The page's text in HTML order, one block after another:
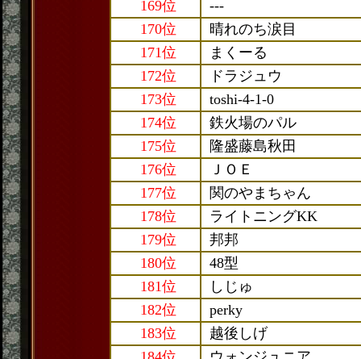
169位
---
170位
晴れのち涙目
171位
まくーる
172位
ドラジュウ
173位
toshi-4-1-0
174位
鉄火場のパル
175位
隆盛藤島秋田
176位
ＪＯＥ
177位
関のやまちゃん
178位
ライトニングKK
179位
邦邦
180位
48型
181位
しじゅ
182位
perky
183位
越後しげ